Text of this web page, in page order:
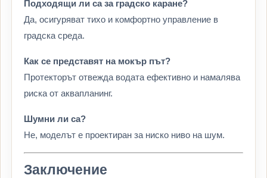
Подходящи ли са за градско каране?
Да, осигуряват тихо и комфортно управление в
градска среда.
Как се представят на мокър път?
Протекторът отвежда водата ефективно и намалява
риска от аквапланинг.
Шумни ли са?
Не, моделът е проектиран за ниско ниво на шум.
Заключение